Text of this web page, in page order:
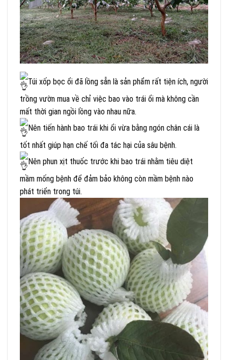
Túi xốp bọc ổi đã lồng sẵn là sản phẩm rất tiện ích, người
trồng vườn mua về chỉ việc bao vào trái ổi mà không cần
mất thời gian ngồi lồng vào nhau nữa.
Nên tiến hành bao trái khi ổi vừa bằng ngón chân cái là
tốt nhất giúp hạn chế tối đa tác hại của sâu bệnh.
Nên phun xịt thuốc trước khi bao trái nhằm tiêu diệt
mầm mống bệnh để đảm bảo không còn mầm bệnh nào
phát triển trong túi.